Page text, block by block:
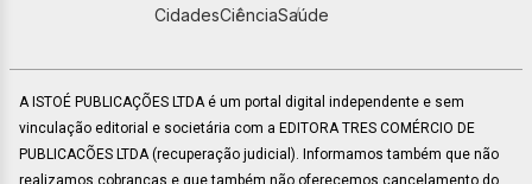
CidadesCiênciaSaúde
A ISTOÉ PUBLICAÇÕES LTDA é um portal digital independente e sem
vinculação editorial e societária com a EDITORA TRES COMÉRCIO DE
PUBLICACÕES LTDA (recuperação judicial). Informamos também que não
realizamos cobranças e que também não oferecemos cancelamento do